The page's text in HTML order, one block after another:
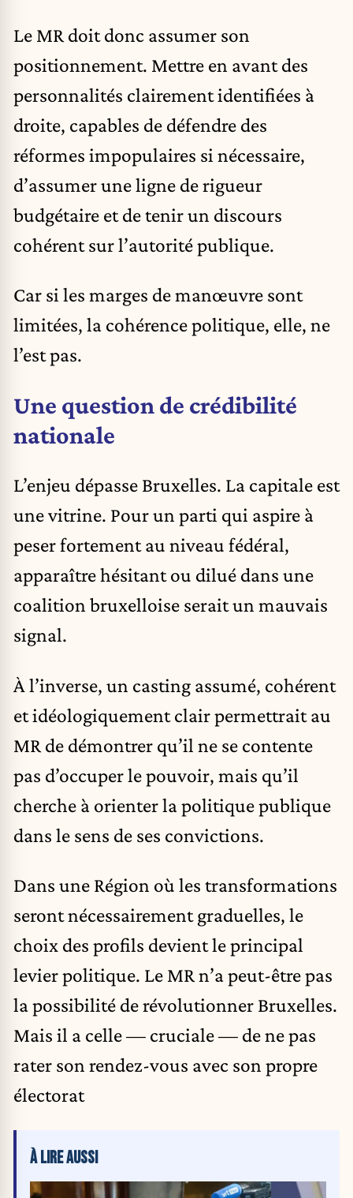
Le MR doit donc assumer son
positionnement. Mettre en avant des
personnalités clairement identifiées à
droite, capables de défendre des
réformes impopulaires si nécessaire,
d’assumer une ligne de rigueur
budgétaire et de tenir un discours
cohérent sur l’autorité publique.
Car si les marges de manœuvre sont
limitées, la cohérence politique, elle, ne
l’est pas.
Une question de crédibilité
nationale
L’enjeu dépasse Bruxelles. La capitale est
une vitrine. Pour un parti qui aspire à
peser fortement au niveau fédéral,
apparaître hésitant ou dilué dans une
coalition bruxelloise serait un mauvais
signal.
À l’inverse, un casting assumé, cohérent
et idéologiquement clair permettrait au
MR de démontrer qu’il ne se contente
pas d’occuper le pouvoir, mais qu’il
cherche à orienter la politique publique
dans le sens de ses convictions.
Dans une Région où les transformations
seront nécessairement graduelles, le
choix des profils devient le principal
levier politique. Le MR n’a peut-être pas
la possibilité de révolutionner Bruxelles.
Mais il a celle — cruciale — de ne pas
rater son rendez-vous avec son propre
électorat
À LIRE AUSSI